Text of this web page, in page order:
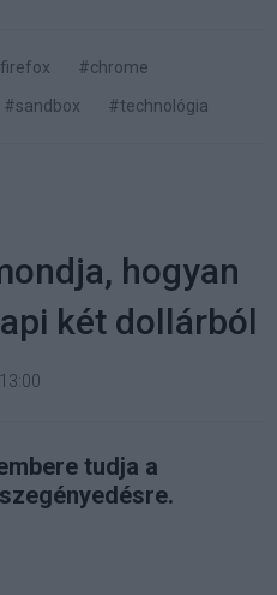
#chrome
#sandbox #technológia
hogyan
két dollárból
tudja a